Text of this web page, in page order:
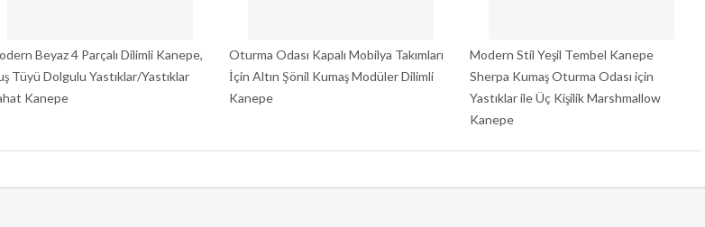
Beyaz 4 Parçalı Dilimli Kanepe,
Tüyü Dolgulu Yastıklar/Yastıklar
Kanepe
Oturma Odası Kapalı Mobilya Takımları
İçin Altın Şönil Kumaş Modüler Dilimli
Kanepe
Modern Stil Yeşil Tembel Kanepe
Sherpa Kumaş Oturma Odası için
Yastıklar ile Üç Kişilik Marshmallow
Kanepe